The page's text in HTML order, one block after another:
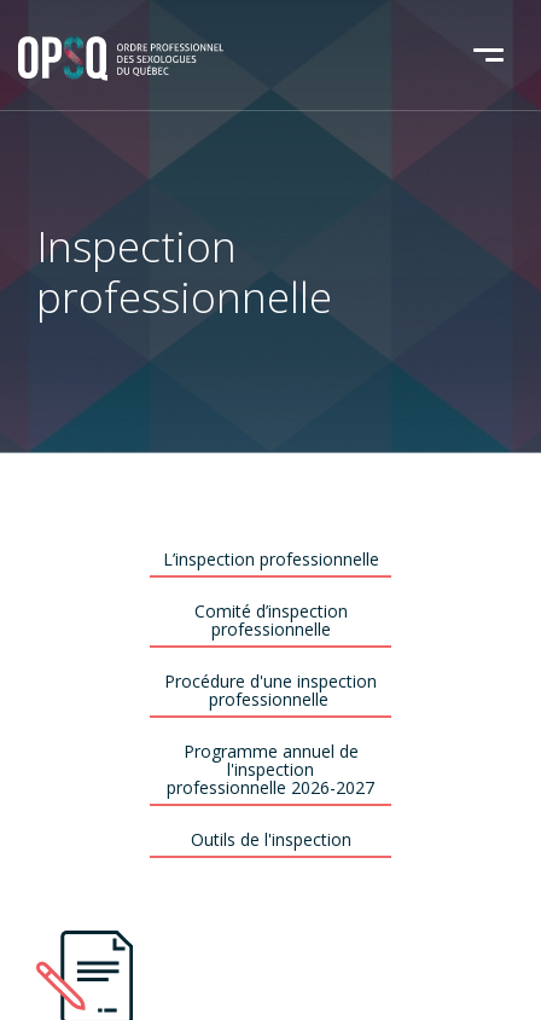
Inspection
professionnelle
L’inspection professionnelle
Comité d’inspection
professionnelle
Procédure d'une inspection
professionnelle
Programme annuel de
l'inspection
professionnelle 2026-2027
Outils de l'inspection